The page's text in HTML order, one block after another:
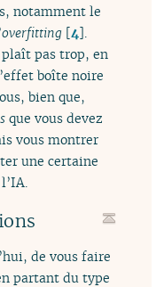
notamment le
overfitting [4].
pas trop, en
boîte noire
bien que,
que vous devez
vous montrer
une certaine
de vous faire
partant du type